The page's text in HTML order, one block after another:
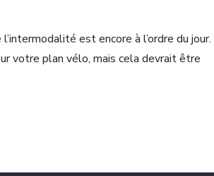
est encore à l’ordre du jour.
votre plan vélo, mais cela devrait être